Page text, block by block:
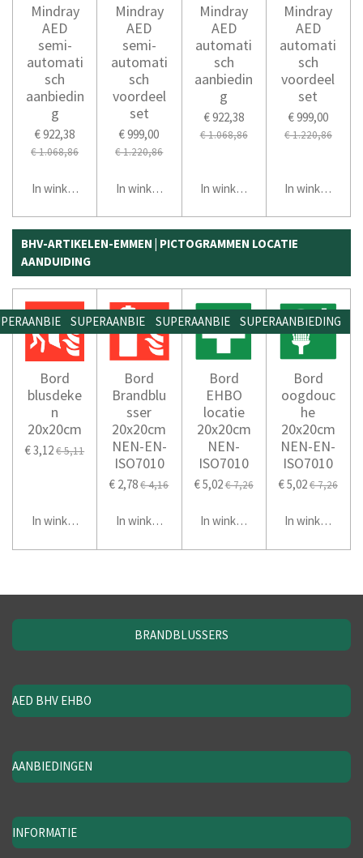
Mindray
AED
semi-
automati
sch
aanbiedin
g
€ 922,38
€ 1.068,86
In winkelwagen
Mindray
AED
semi-
automati
sch
voordeel
set
€ 999,00
€ 1.220,86
In winkelwagen
Mindray
AED
automati
sch
aanbiedin
g
€ 922,38
€ 1.068,86
In winkelwagen
Mindray
AED
automati
sch
voordeel
set
€ 999,00
€ 1.220,86
In winkelwagen
BHV-ARTIKELEN-EMMEN | PICTOGRAMMEN LOCATIE
AANDUIDING
Bord
blusdeke
n
20x20cm
€ 3,12€ 5,11
In winkelwagen
SUPERAANBIEDING
Bord
Brandblu
sser
20x20cm
NEN-EN-
ISO7010
€ 2,78€ 4,16
In winkelwagen
SUPERAANBIEDING
Bord
EHBO
locatie
20x20cm
NEN-
ISO7010
€ 5,02€ 7,26
In winkelwagen
SUPERAANBIEDING
Bord
oogdouc
he
20x20cm
NEN-EN-
ISO7010
€ 5,02€ 7,26
In winkelwagen
BRANDBLUSSERS
AED BHV EHBO
AANBIEDINGEN
INFORMATIE